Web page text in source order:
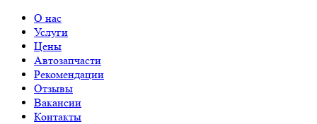
О нас
Услуги
Цены
Автозапчасти
Рекомендации
Отзывы
Вакансии
Контакты